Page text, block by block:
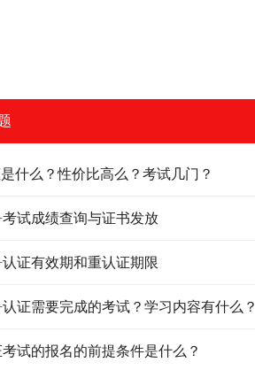
是什么？性价比高么？考试几门？
考试成绩查询与证书发放
认证有效期和重认证期限
认证需要完成的考试？学习内容有什么？
考试的报名的前提条件是什么？